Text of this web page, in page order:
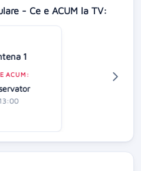
- Ce e ACUM la TV:
1
ACUM:
13:00